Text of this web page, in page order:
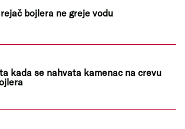
bojlera ne greje vodu
kada se nahvata kamenac na crevu